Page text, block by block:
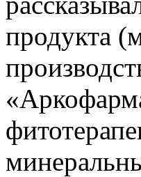
продукта